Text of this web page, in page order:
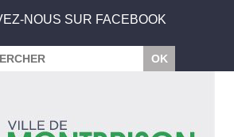
NOUS SUR FACEBOOK